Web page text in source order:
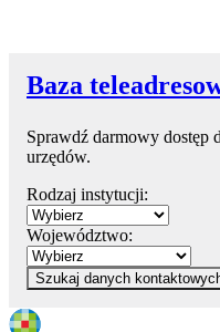
Baza
Sprawdź darmowy dostęp
urzędów.
Rodzaj instytucji:
Województwo:
Szukaj danych